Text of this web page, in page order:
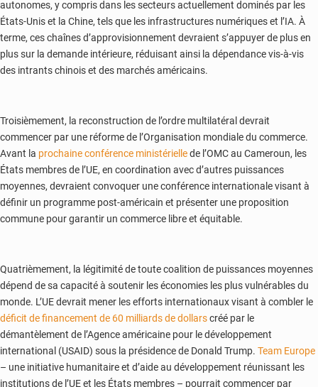
autonomes, y compris dans les secteurs actuellement dominés par les
États-Unis et la Chine, tels que les infrastructures numériques et l’IA. À
terme, ces chaînes d’approvisionnement devraient s’appuyer de plus en
plus sur la demande intérieure, réduisant ainsi la dépendance vis-à-vis
des intrants chinois et des marchés américains.
Troisièmement, la reconstruction de l’ordre multilatéral devrait
commencer par une réforme de l’Organisation mondiale du commerce.
Avant la prochaine conférence ministériellede l’OMC au Cameroun, les
États membres de l’UE, en coordination avec d’autres puissances
moyennes, devraient convoquer une conférence internationale visant à
définir un programme post-américain et présenter une proposition
commune pour garantir un commerce libre et équitable.
Quatrièmement, la légitimité de toute coalition de puissances moyennes
dépend de sa capacité à soutenir les économies les plus vulnérables du
monde. L’UE devrait mener les efforts internationaux visant à combler le
déficit de financement de 60 milliards de dollarscréé par le
démantèlement de l’Agence américaine pour le développement
international (USAID) sous la présidence de Donald Trump. Team Europe
– une initiative humanitaire et d’aide au développement réunissant les
institutions de l’UE et les États membres – pourrait commencer par